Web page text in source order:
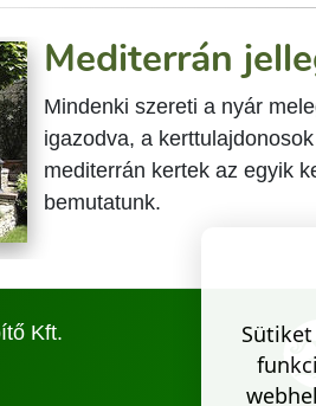
Mediterrán
Mindenki szereti a nyár
igazodva, a
mediterrán kertek az egyik
bemutatunk.
Kft.